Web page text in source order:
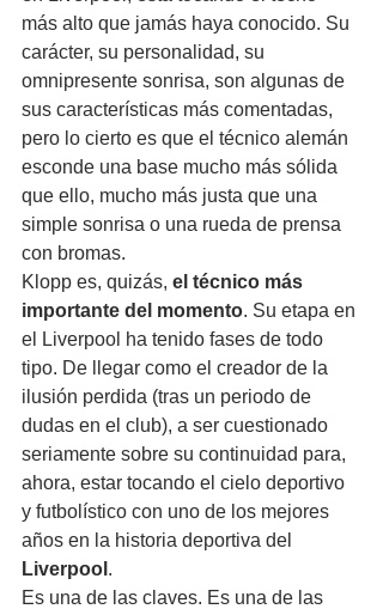
más alto que jamás haya conocido. Su
carácter, su personalidad, su
omnipresente sonrisa, son algunas de
sus características más comentadas,
pero lo cierto es que el técnico alemán
esconde una base mucho más sólida
que ello, mucho más justa que una
simple sonrisa o una rueda de prensa
con bromas.
Klopp es, quizás, el técnico más
importante del momento. Su etapa en
el Liverpool ha tenido fases de todo
tipo. De llegar como el creador de la
ilusión perdida (tras un periodo de
dudas en el club), a ser cuestionado
seriamente sobre su continuidad para,
ahora, estar tocando el cielo deportivo
y futbolístico con uno de los mejores
años en la historia deportiva del
Liverpool .
Es una de las claves. Es una de las